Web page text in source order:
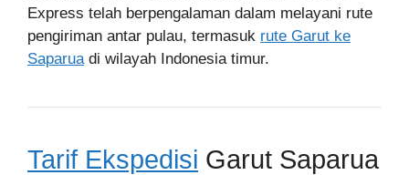
Express telah berpengalaman dalam melayani rute
pengiriman antar pulau, termasuk rute Garut ke
Saparuadi wilayah Indonesia timur.
Tarif Ekspedisi Garut Saparua